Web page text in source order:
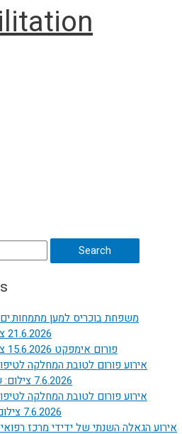
משפחת בוכריס למען
21.6.2026 צילום: נטי לוי
פורום אימפקט 15.6.2026 צילום: נטי לוי
אירוע פורום לטובת המחלקה
7.6.2026 צילום: שאולי לנדנר
אירוע פורום לטובת המחלקה
7.6.2026 צילום : רפי דלויה
אירוע הגאלה השנתי של ידידי מרכז רפואי